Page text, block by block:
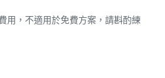
用，不適用於免費方案，請斟酌練